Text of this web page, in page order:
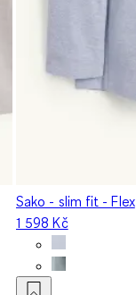
Sako - slim fit - Flex
1 598 Kč